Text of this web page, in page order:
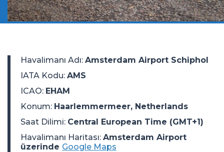
Havalimanı Adı: Amsterdam Airport Schiphol
IATA Kodu: AMS
ICAO: EHAM
Konum: Haarlemmermeer, Netherlands
Saat Dilimi: Central European Time (GMT+1)
Havalimanı Haritası: Amsterdam Airport
üzerinde Google Maps